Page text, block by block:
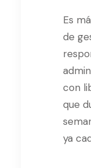
Es
de
con
que
ya